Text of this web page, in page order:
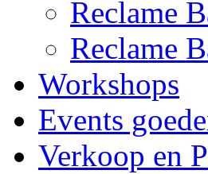
Reclame
Reclame
Workshops
Events
Verkoop en